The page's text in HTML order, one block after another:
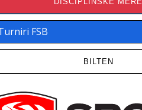
BILTEN